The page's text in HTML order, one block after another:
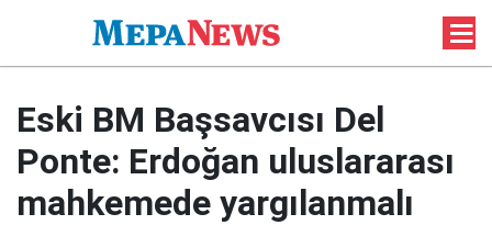
Eski BM Başsavcısı Del
Ponte: Erdoğan uluslararası
mahkemede yargılanmalı